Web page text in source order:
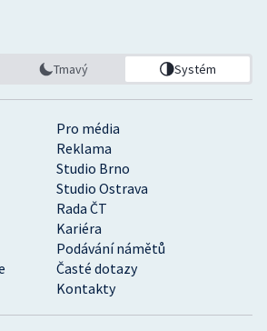
Pro média
Reklama
Studio Brno
Studio Ostrava
Rada ČT
Kariéra
Podávání námětů
Časté dotazy
Kontakty
Tmavý Systém